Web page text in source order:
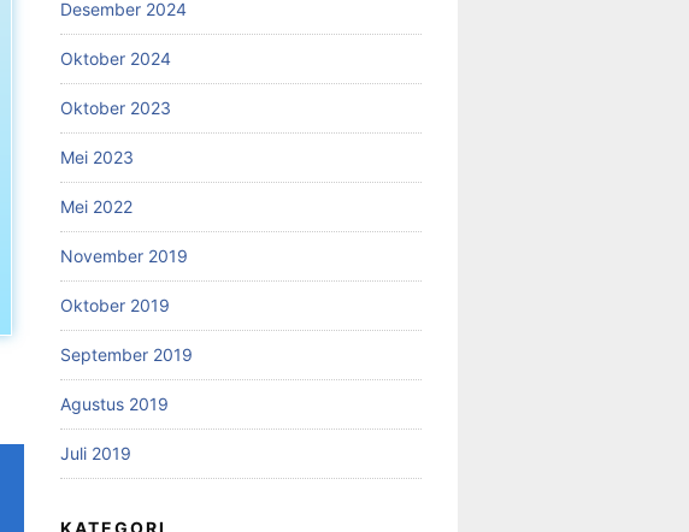
Desember 2024
Oktober 2024
Oktober 2023
Mei 2023
Mei 2022
November 2019
Oktober 2019
September 2019
Agustus 2019
Juli 2019
KATEGORI